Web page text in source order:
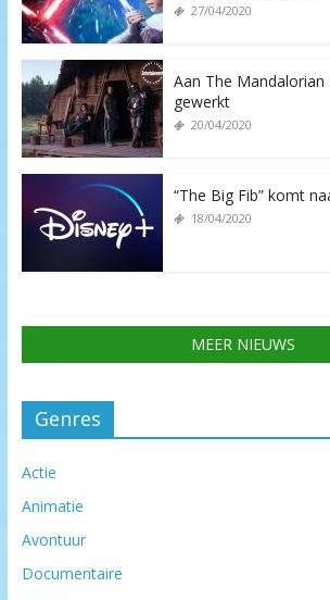
27/04/2020
Aan The
gewerkt
20/04/2020
“The Big Fib” komt
18/04/2020
MEER NIEUWS
Genres
Actie
Animatie
Avontuur
Documentaire